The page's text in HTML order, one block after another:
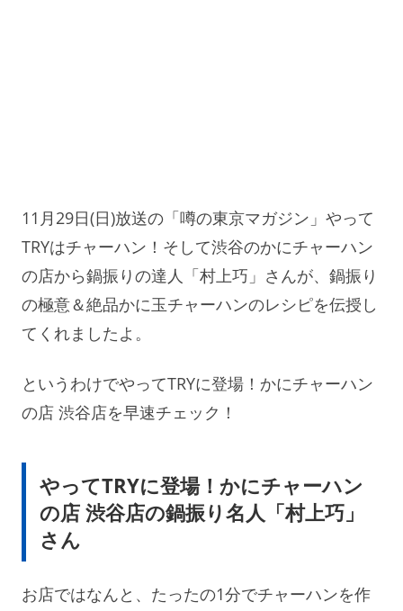
11月29日(日)放送の「噂の東京マガジン」やって
TRYはチャーハン！そして渋谷のかにチャーハン
の店から鍋振りの達人「村上巧」さんが、鍋振り
の極意＆絶品かに玉チャーハンのレシピを伝授し
てくれましたよ。
というわけでやってTRYに登場！かにチャーハン
の店 渋谷店を早速チェック！
やってTRYに登場！かにチャーハン
の店 渋谷店の鍋振り名人「村上巧」
さん
お店ではなんと、たったの1分でチャーハンを作